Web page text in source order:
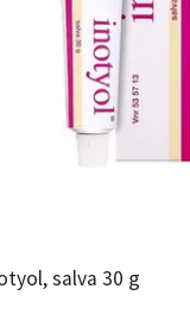
salva 30 g